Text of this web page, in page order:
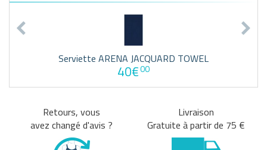
Serviette ARENA JACQUARD TOWEL
40€00
Retours, vous
avez changé d'avis ?
Livraison
Gratuite à partir de 75 €